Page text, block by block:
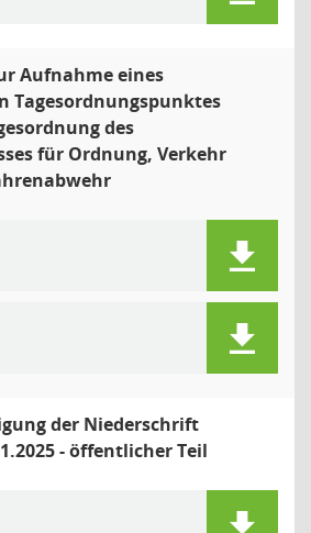
Aufnahme eines
Tagesordnungspunktes
des
für Ordnung, Verkehr
der Niederschrift
- öffentlicher Teil